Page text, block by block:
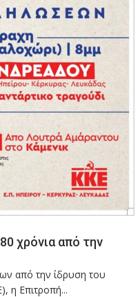
χρόνια από την
από την ίδρυση του
η Επιτροπή...